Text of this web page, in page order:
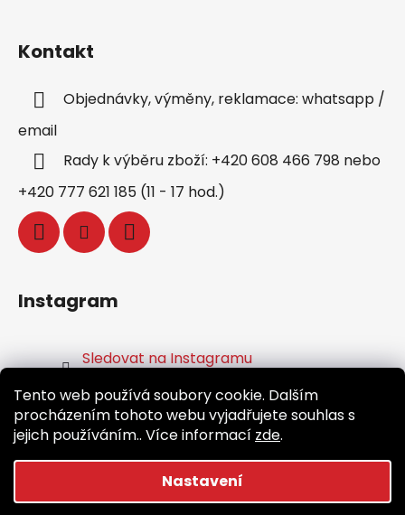
Tento web používá soubory cookie. Dalším
procházením tohoto webu vyjadřujete souhlas s
jejich používáním.. Více informací zde.
Nastavení
Kontakt
Objednávky, výměny, reklamace: whatsapp /
email
Rady k výběru zboží: +420 608 466 798 nebo
+420 777 621 185 (11 - 17 hod.)
Instagram
Sledovat na Instagramu
Facebook